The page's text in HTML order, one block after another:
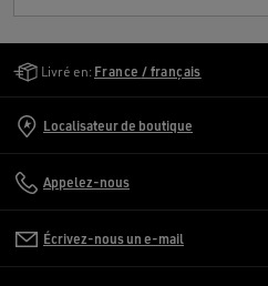
Livré en: France / français
Localisateur de boutique
Appelez-nous
Écrivez-nous un e-mail